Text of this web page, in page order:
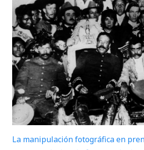
La manipulación fotográfica en